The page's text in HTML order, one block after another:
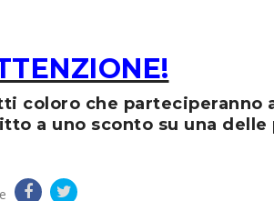
coloro che parteciperanno
a uno sconto su una